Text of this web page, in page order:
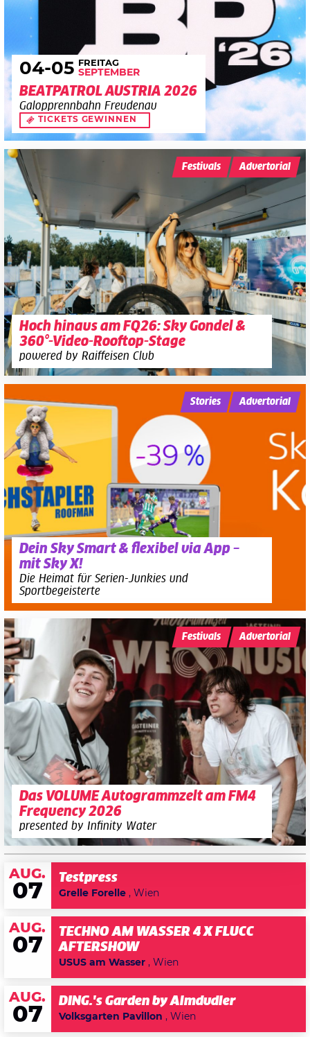
04-05 FREITAG
SEPTEMBER
BEATPATROL AUSTRIA 2026
Galopprennbahn Freudenau
TICKETS GEWINNEN
Hoch hinaus am FQ26: Sky Gondel &
360°-Video-Rooftop-Stage
powered by Raiffeisen Club
Festivals Advertorial
Dein Sky Smart & flexibel via App –
mit Sky X!
Die Heimat für Serien-Junkies und
Sportbegeisterte
Stories Advertorial
Das VOLUME Autogrammzelt am FM4
Frequency 2026
presented by Infinity Water
Festivals Advertorial
AUG.
07
Testpress
Grelle Forelle , Wien
AUG.
07
TECHNO AM WASSER 4 X FLUCC
AFTERSHOW
USUS am Wasser , Wien
AUG.
07
DING.'s Garden by Almdudler
Volksgarten Pavillon , Wien